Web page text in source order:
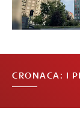
CRONACA: I